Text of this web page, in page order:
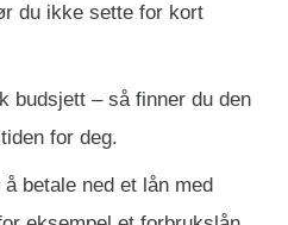
du ikke sette for kort
budsjett – så finner du den
for deg.
betale ned et lån med